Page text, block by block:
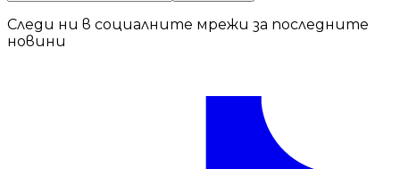
Следи ни в социалните мрежи за последните
новини